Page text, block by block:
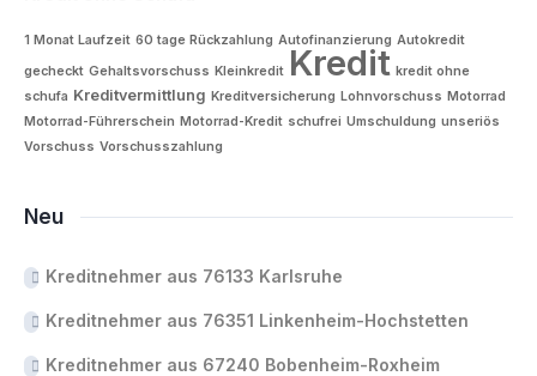
1 Monat Laufzeit 60 tage Rückzahlung Autofinanzierung Autokredit
gecheckt Gehaltsvorschuss Kleinkredit Kredit kredit ohne
schufa Kreditvermittlung Kreditversicherung Lohnvorschuss Motorrad
Motorrad-Führerschein Motorrad-Kredit schufrei Umschuldung unseriös
Vorschuss Vorschusszahlung
Neu
Kreditnehmer aus 76133 Karlsruhe
Kreditnehmer aus 76351 Linkenheim-Hochstetten
Kreditnehmer aus 67240 Bobenheim-Roxheim